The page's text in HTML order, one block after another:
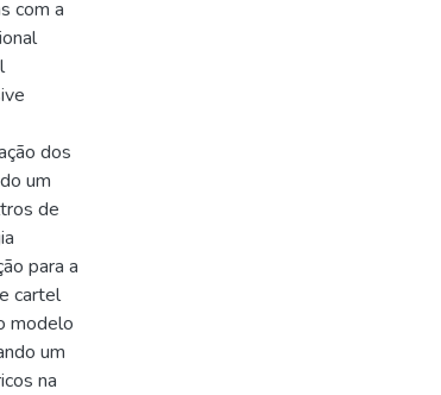
com a
dos
um
de
para a
cartel
modelo
um
na